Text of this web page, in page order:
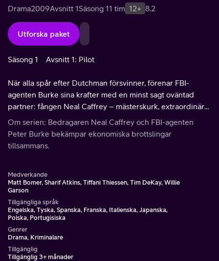
Drama2009Avsnitt 1Säsong 11 tim 12+ 8.2
Utforska paket
Säsong 1 Avsnitt 1: Pilot
När alla spår efter Dutchman försvinner, förenar FBI-
agenten Burke sina krafter med en minst sagt oväntad
partner: fången Neal Caffrey – mästerskurk, extraordinär
bedragare och Peters mest erfarna ekonomiska brottsling.
Om serien: Bedragaren Neal Caffrey och FBI-agenten
Peter Burke bekämpar ekonomiska brottslingar
tillsammans.
Medverkande
Matt Bomer, Sharif Atkins, Tiffani Thiessen, Tim DeKay, Willie
Garson
Tillgängliga språk
Engelska, Tyska, Spanska, Franska, Italienska, Japanska,
Polska, Portugisiska
Genrer
Drama, Kriminalare
Tillgänglig
Tillgänglig 3+ månader